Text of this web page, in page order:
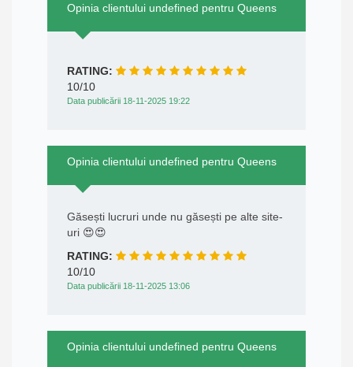
Opinia clientului undefined pentru Queens
RATING:
10/10
Data publicării 18-11-2025 19:22
Opinia clientului undefined pentru Queens
Găsești lucruri unde nu găsești pe alte site-
uri 😍😍
RATING:
10/10
Data publicării 18-11-2025 13:06
Opinia clientului undefined pentru Queens